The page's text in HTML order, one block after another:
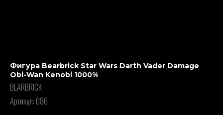
Фигура Bearbrick Star Wars Darth Vader Damage
Obi-Wan Kenobi 1000%
BEARBRICK
Артикул: 086